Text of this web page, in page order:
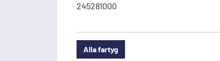
245281000
Alla fartyg